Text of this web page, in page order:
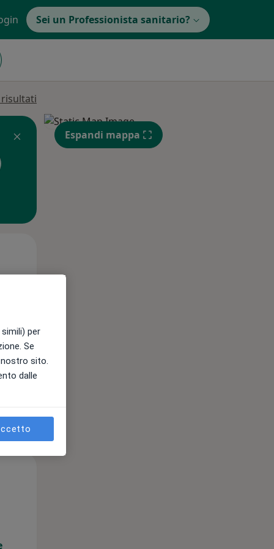
Sei un Professionista sanitario?
Espandi mappa
per
Se
sito.
dalle